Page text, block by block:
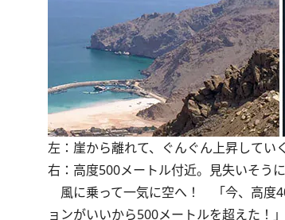
左：崖から離れて、ぐんぐん上昇してい
右：高度500メートル付近。見失いそう
風に乗って一気に空へ！ 「今、高度
ョンがいいから500メートルを超えた！